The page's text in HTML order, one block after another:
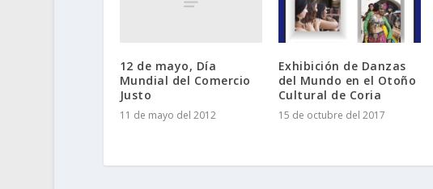
12 de mayo, Día
Mundial del Comercio
Justo
11 de mayo del 2012
Exhibición de Danzas
del Mundo en el Otoño
Cultural de Coria
15 de octubre del 2017